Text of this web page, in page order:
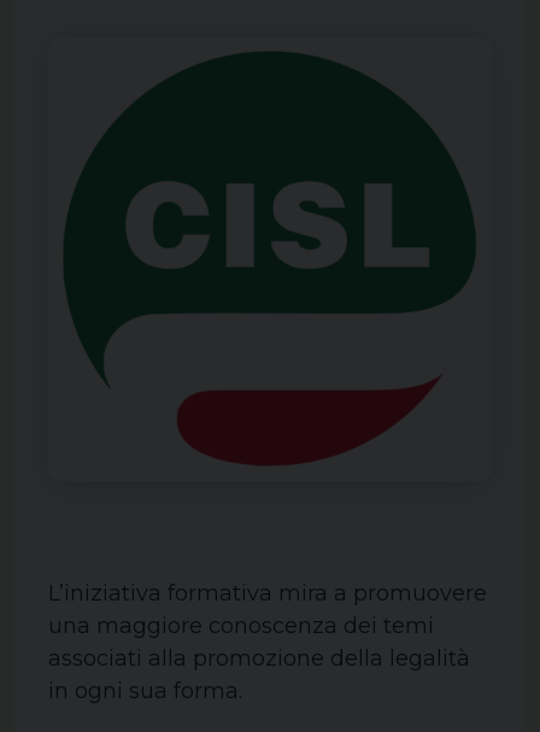
L’iniziativa formativa mira a promuovere
una maggiore conoscenza dei temi
associati alla promozione della legalità
in ogni sua forma.